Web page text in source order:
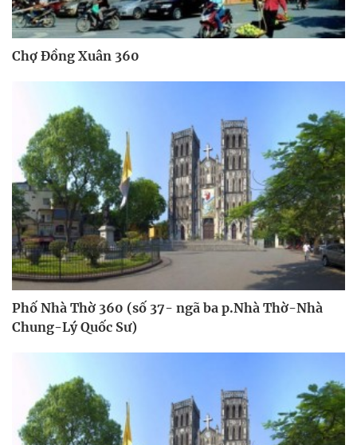
Chợ Đồng Xuân 360
Phố Nhà Thờ 360 (số 37- ngã ba p.Nhà Thờ-Nhà
Chung-Lý Quốc Sư)